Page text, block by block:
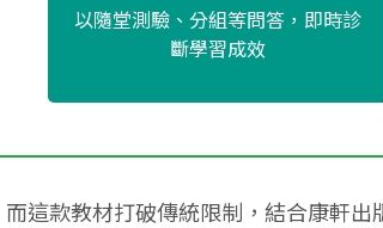
以隨堂測驗、分組等問答，即時診
斷學習成效
這款教材打破傳統限制，結合康軒